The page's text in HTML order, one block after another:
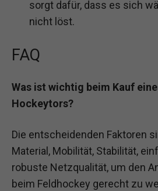
sorgt dafür, dass es sich
nicht löst.
FAQ
Was ist wichtig beim Kauf
Hockeytors?
Die entscheidenden Faktoren
Material, Mobilität, Stabilität,
robuste Netzqualität, um den
beim Feldhockey gerecht zu